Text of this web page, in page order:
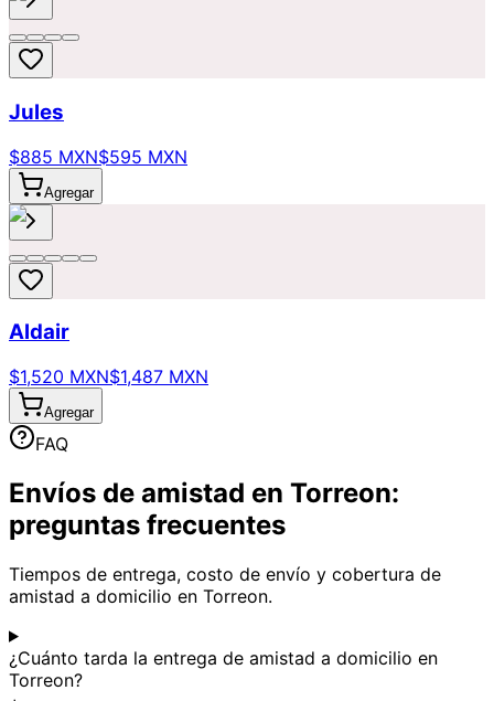
Jules
$885 MXN$595 MXN
Agregar
Aldair
$1,520 MXN$1,487 MXN
Agregar
FAQ
Envíos de amistad en Torreon:
preguntas frecuentes
Tiempos de entrega, costo de envío y cobertura de
amistad a domicilio en Torreon.
¿Cuánto tarda la entrega de amistad a domicilio en
Torreon?